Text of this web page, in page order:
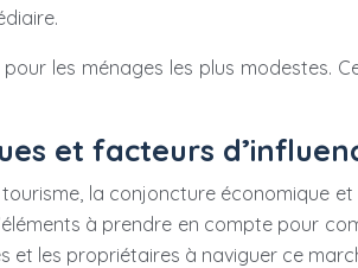
les ménages les plus modestes.
et facteurs
la conjoncture économique et
à prendre en compte pour
et les propriétaires à naviguer ce